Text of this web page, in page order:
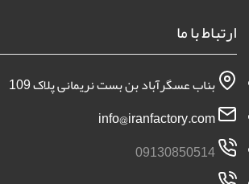
ارتباط با ما
بناب عسگرآباد بن بست نریمانی پلاک 109
09130850514